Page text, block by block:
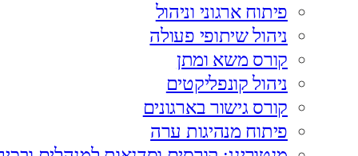
פיתוח ארגוני וניהול
ניהול שיתופי פעולה
קורס משא ומתן
ניהול קונפליקטים
קורס גישור בארגונים
פיתוח מנהיגות ערה